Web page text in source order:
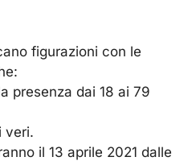
figurazioni con le
presenza dai 18 ai 79
veri.
il 13 aprile 2021 dalle